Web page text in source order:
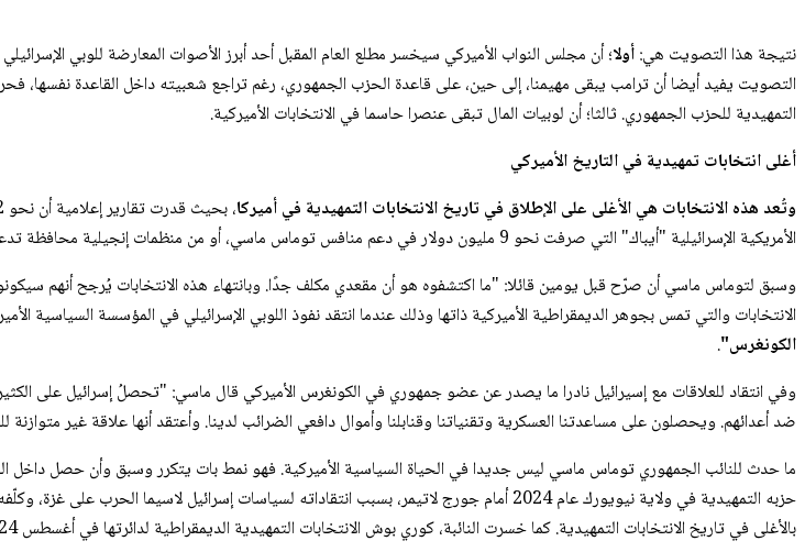
نتيجة هذا التصويت هي:أولا؛ أن مجلس النواب الأميركي سيخسر مطلع العام المقبل أحد أبرز الأصوات المعارضة للوبي
التصويت يفيد أيضا أن ترامب يبقى مهيمنا، إلى حين، على قاعدة الحزب الجمهوري، رغم تراجع شعبيته داخل القاعدة نفسها،
التمهيدية للحزب الجمهوري. ثالثا؛ أن لوبيات المال تبقى عنصرا حاسما في الانتخابات الأميركية.
أغلى انتخابات تمهيدية في التاريخ الأميركي
وتُعد هذه الانتخابات هي الأغلى على الإطلاق في تاريخ الانتخابات التمهيدية في أميركا
الأمريكية الإسرائيلية "أيباك" التي صرفت نحو 9 مليون دولار في دعم منافس توماس ماسي، أو من منظمات إنجيلية محافظة تدعم إسرائيل.
الانتخابات والتي تمس بجوهر الديمقراطية الأميركية ذاتها وذلك عندما انتقد نفوذ اللوبي الإسرائيلي في المؤسسة السياسية
الكونغرس".
وفي انتقاد للعلاقات مع إسيرائيل نادرا ما يصدر عن عضو جمهوري في الكونغرس الأميركي قال ماسي: "تحصلُ إسرائيل على
ضد أعدائهم. ويحصلون على مساعدتنا العسكرية وتقنياتنا وقنابلنا وأموال دافعي الضرائب لدينا. وأعتقد أنها علاقة غير متوازنة
ما حدث للنائب الجمهوري توماس ماسي ليس جديدا في الحياة السياسية الأميركية. فهو نمط بات يتكرر وسبق وأن حصل داخل
حزبه التمهيدية في ولاية نيويورك عام 2024 أمام جورج لاتيمر، بسبب انتقاداته لسياسات إسرائيل لاسيما الحرب على غزة، وكلّفه ذلك خسارة مقعده بعد أن حشدت "
بالأغلى في تاريخ الانتخابات التمهيدية. كما خسرت النائبة، كوري بوش الانتخابات التمهيدية الديمقراطية لدائرتها في أغسطس 2024 أمام النائب الحالي ويسلي بيل، بدعم من "أيباك".